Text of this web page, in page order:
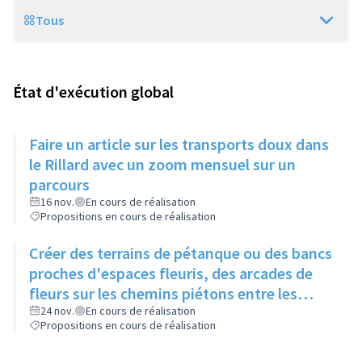
Scope
Tous
État d'exécution global
Faire un article sur les transports doux dans
le Rillard avec un zoom mensuel sur un
parcours
16 nov.
En cours de réalisation
Propositions en cours de réalisation
Créer des terrains de pétanque ou des bancs
proches d'espaces fleuris, des arcades de
fleurs sur les chemins piétons entre les
immeubles
24 nov.
En cours de réalisation
Propositions en cours de réalisation